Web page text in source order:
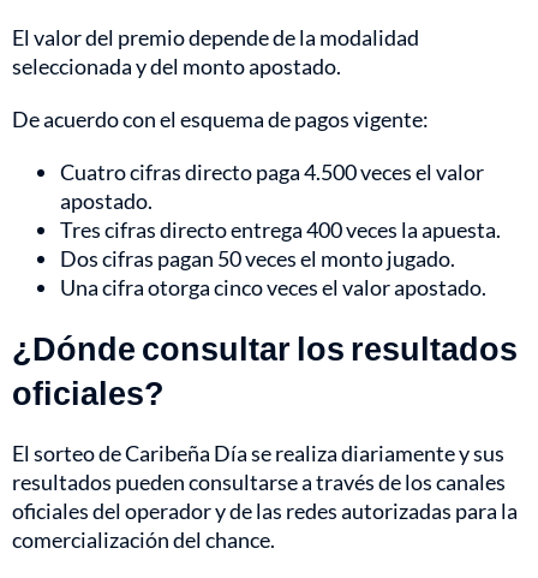
El valor del premio depende de la modalidad
seleccionada y del monto apostado.
De acuerdo con el esquema de pagos vigente:
Cuatro cifras directo paga 4.500 veces el valor
apostado.
Tres cifras directo entrega 400 veces la apuesta.
Dos cifras pagan 50 veces el monto jugado.
Una cifra otorga cinco veces el valor apostado.
¿Dónde consultar los resultados
oficiales?
El sorteo de Caribeña Día se realiza diariamente y sus
resultados pueden consultarse a través de los canales
oficiales del operador y de las redes autorizadas para la
comercialización del chance.